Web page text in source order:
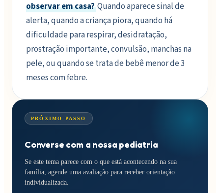
observar em casa? Quando aparece sinal de
alerta, quando a criança piora, quando há
dificuldade para respirar, desidratação,
prostração importante, convulsão, manchas na
pele, ou quando se trata de bebê menor de 3
meses com febre.
PRÓXIMO PASSO
Converse com a nossa pediatria
Se este tema parece com o que está acontecendo na sua
família, agende uma avaliação para receber orientação
individualizada.